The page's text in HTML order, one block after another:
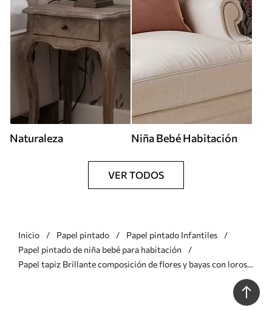
Naturaleza Niña Bebé Habitación
VER TODOS
Inicio Papel pintado
Papel pintado Infantiles
Papel pintado de niña bebé para habitación
Papel tapiz Brillante composición de flores y bayas con loros